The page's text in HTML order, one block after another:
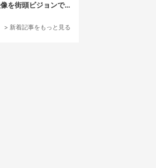
像を街頭ビジョンで
> 新着記事をもっと見る